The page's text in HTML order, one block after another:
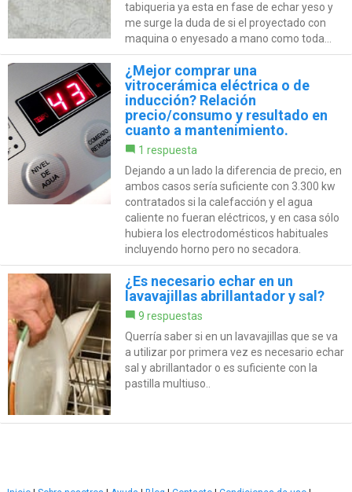
tabiqueria ya esta en fase de echar yeso y
me surge la duda de si el proyectado con
maquina o enyesado a mano como toda...
¿Mejor comprar una
vitrocerámica eléctrica o de
inducción? Relación
precio/consumo y resultado en
cuanto a mantenimiento.
1 respuesta
Dejando a un lado la diferencia de precio, en
ambos casos sería suficiente con 3.300 kw
contratados si la calefacción y el agua
caliente no fueran eléctricos, y en casa sólo
hubiera los electrodomésticos habituales
incluyendo horno pero no secadora.
¿Es necesario echar en un
lavavajillas abrillantador y sal?
9 respuestas
Querría saber si en un lavavajillas que se va
a utilizar por primera vez es necesario echar
sal y abrillantador o es suficiente con la
pastilla multiuso..